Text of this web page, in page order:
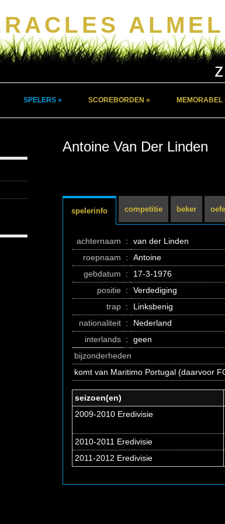
SPELERS » SCOREBORDEN » MEMORABEL
Antoine Van Der Linden
spelerinfo competitie beker
achternaam :
van der Linden
roepnaam
:
Antoine
gebdatum
:
17-3-1976
positie :
Verdediging
trap :
Linksbenig
nationaliteit :
Nederland
interlands :
geen
bijzonderheden
komt van Maritimo Portugal (daarvoor
seizoen(en)
2009-2010 Eredivisie
2010-2011 Eredivisie
2011-2012 Eredivisie